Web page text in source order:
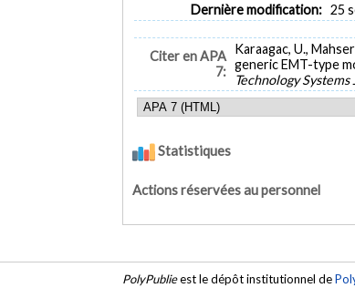
Dernière modification: 25
Citer en APA
7:
Karaagac, U.,
generic EMT-type
Technology Systems
Statistiques
Actions réservées au personnel
PolyPublieest le dépôt institutionnel de